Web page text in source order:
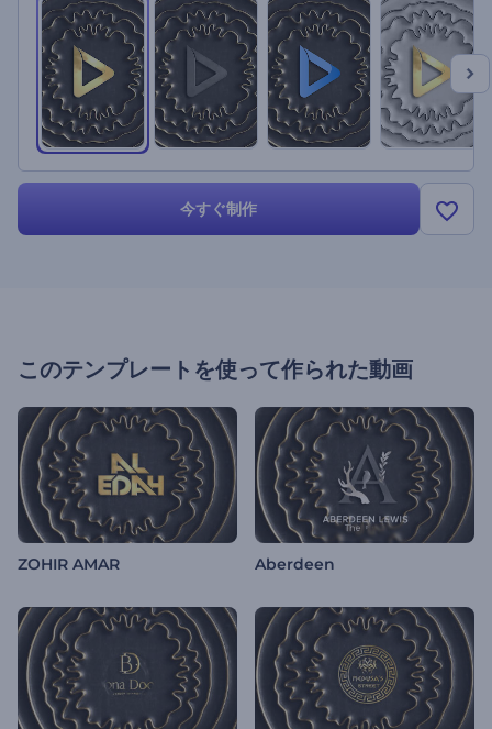
お試しください！
今すぐ制作
このテンプレートを使って作られた動画
ZOHIR AMAR Aberdeen